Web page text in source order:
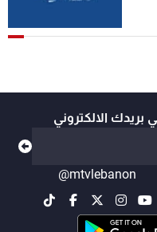
بريدك الالكتروني
@mtvlebanon